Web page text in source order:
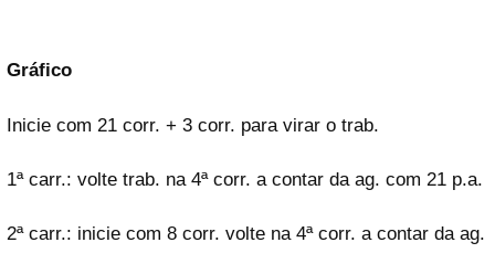
Gráfico
Inicie com 21 corr. + 3 corr. para virar o trab.
1ª carr.: volte trab. na 4ª corr. a contar da ag. com 21 p.a.
2ª carr.: inicie com 8 corr. volte na 4ª corr. a contar da ag.